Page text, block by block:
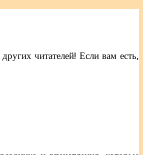
читателей! Если вам есть,